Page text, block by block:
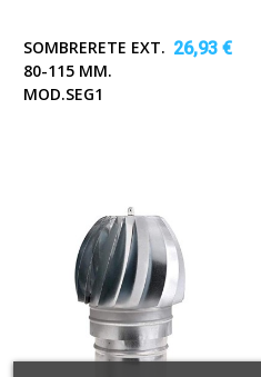
SOMBRERETE EXT.
80-115 MM.
MOD.SEG1
26,93 €